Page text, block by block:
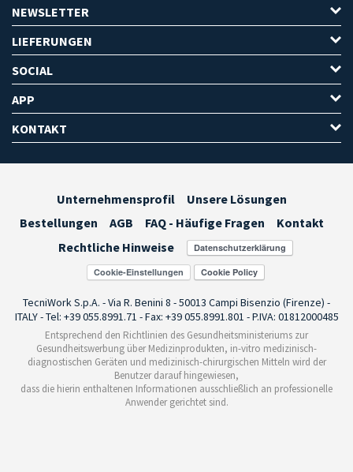
NEWSLETTER
LIEFERUNGEN
SOCIAL
APP
KONTAKT
Unternehmensprofil
Unsere Lösungen
Bestellungen
AGB FAQ - Häufige Fragen
Kontakt
Rechtliche Hinweise
Cookie-Einstellungen
TecniWork S.p.A. - Via R. Benini 8 - 50013 Campi Bisenzio (Firenze) -
ITALY - Tel: +39 055.8991.71 - Fax: +39 055.8991.801 - P.IVA: 01812000485
Entsprechend den Richtlinien des Gesundheitsministeriums zur
Gesundheitswerbung über Medizinprodukten, in-vitro medizinisch-
diagnostischen Geräten und medizinisch-chirurgischen Mitteln wird der
Benutzer darauf hingewiesen,
dass die hierin enthaltenen Informationen ausschließlich an professionelle
Anwender gerichtet sind.